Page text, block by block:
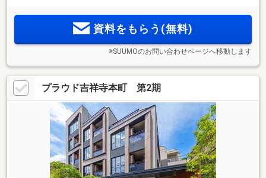
資料をもらう(無料)
※SUUMOのお問い合わせページへ移動します
プラウド吉祥寺本町 第2期